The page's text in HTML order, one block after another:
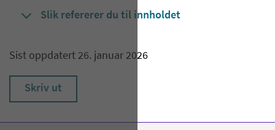
Slik refererer du til innholdet
Sist oppdatert 26. januar 2026
Skriv ut